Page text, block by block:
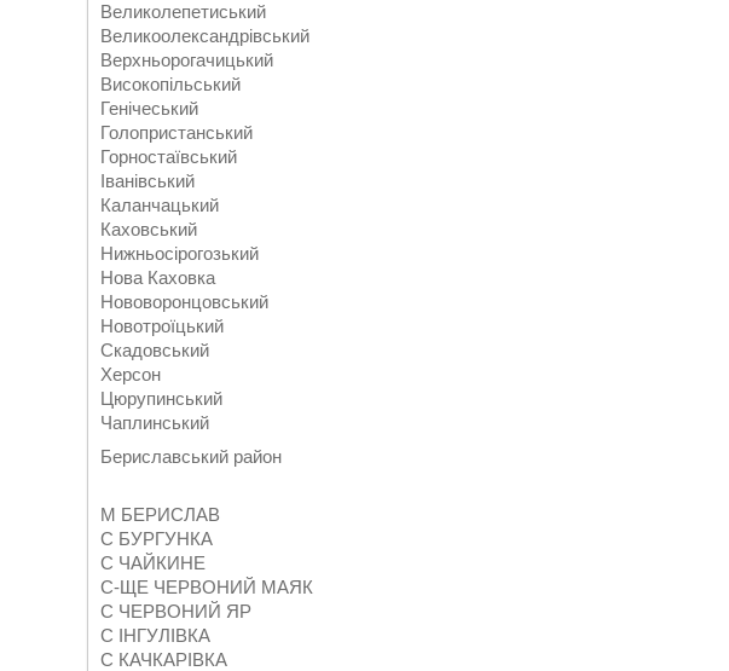
Великолепетиський
Великоолександрівський
Верхньорогачицький
Високопільський
Генічеський
Голопристанський
Горностаївський
Іванівський
Каланчацький
Каховський
Нижньосірогозький
Нова Каховка
Нововоронцовський
Новотроїцький
Скадовський
Херсон
Цюрупинський
Чаплинський
Бериславський район
М БЕРИСЛАВ
С БУРГУНКА
С ЧАЙКИНЕ
С-ЩЕ ЧЕРВОНИЙ МАЯК
С ЧЕРВОНИЙ ЯР
С ІНГУЛІВКА
С КАЧКАРІВКА